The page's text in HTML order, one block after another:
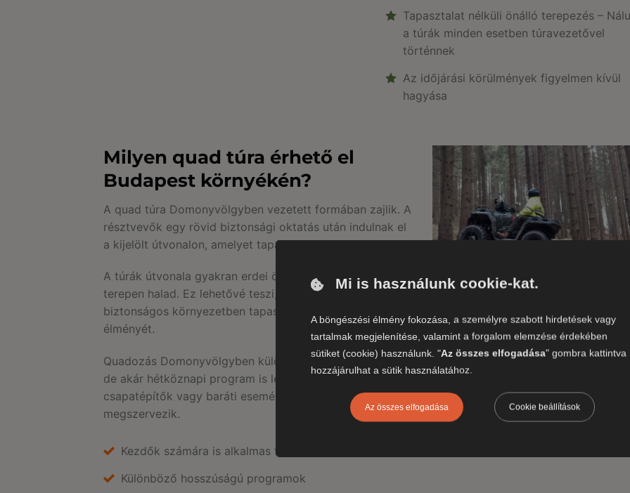
Tapasztalat nélküli önálló terepezés –
a túrák minden esetben túravezetővel
történnek
Az időjárási körülmények figyelmen kívül
hagyása
Milyen quad túra érhető el
Budapest környékén?
A quad túra Domonyvölgyben vezetett formában zajlik. A
résztvevők egy rövid biztonsági oktatás után indulnak el
a kijelölt útvonalon, amelyet tapasztalt túravezető vezet.
A túrák útvonala gyakran erdei ösvényeken, dombos
terepen halad. Ez lehetővé teszi, hogy a résztvevők
biztonságos környezetben tapasztalják meg a quadozás
élményét.
Quadozás Domonyvölgyben különösen népszerű hétvégi,
de akár hétköznapi program is lehet, és sok helyen céges
csapatépítők vagy baráti események részeként is
megszervezik.
Kezdők számára is alkalmas túraútvonalak
Különböző hosszúságú programok
Megjegyzés: a túrák útvonala és
nehézségi szintje az időtartamtól
valamint a csapat biztonságos
tudásától függ
Mi is használunk cookie-kat.
A böngészési élmény fokozása, a személyre szabott hirdetések vagy
tartalmak megjelenítése, valamint a forgalom elemzése érdekében
sütiket (cookie) használunk. "Az összes elfogadása" gombra kattintva
hozzájárulhat a sütik használatához.
Az összes elfogadása Cookie beállítások